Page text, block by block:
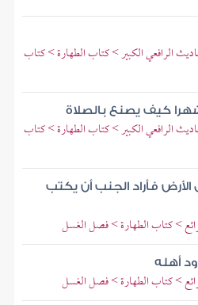
الرافعي الكبير > كتاب الطهارة > كتاب
كيف يصنع بالصلاة
الرافعي الكبير > كتاب الطهارة > كتاب
فأراد الجنب أن يكتب
> كتاب الطهارة > فصل الغسل
أهله
> كتاب الطهارة > فصل الغسل